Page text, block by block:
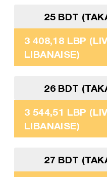
25 BDT
3 408,18 LBP
LIBANAISE)
26 BDT
3 544,51 LBP
LIBANAISE)
27 BDT